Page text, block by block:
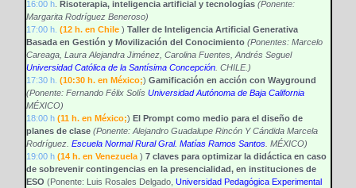
16:00 h. Risoterapia, inteligencia artificial y tecnologías (Ponente:
Margarita Rodríguez Beneroso)
17:00 h. (12 h. en Chile) Taller de Inteligencia Artificial Generativa
Basada en Gestión y Movilización del Conocimiento (Ponentes: Marcelo
Careaga, Laura Alejandra Jiménez, Carolina Fuentes, Andrés Seguel
Universidad Católica de la Santísima Concepción. CHILE.)
17:30 h. (10:30 h. en México;) Gamificación en acción con Wayground
(Ponente: Fernando Félix Solís Universidad Autónoma de Baja California
MÉXICO)
18:00 h (11 h. en México;) El Prompt como medio para el diseño de
planes de clase (Ponente: Alejandro Guadalupe Rincón Y Cándida Marcela
Rodríguez. Escuela Normal Rural Gral. Matías Ramos Santos. MÉXICO)
19:00 h (14 h. en Venezuela) 7 claves para optimizar la didáctica en caso
de sobrevenir contingencias en la presencialidad, en instituciones de
ESO (Ponente: Luis Rosales Delgado, Universidad Pedagógica Experimental